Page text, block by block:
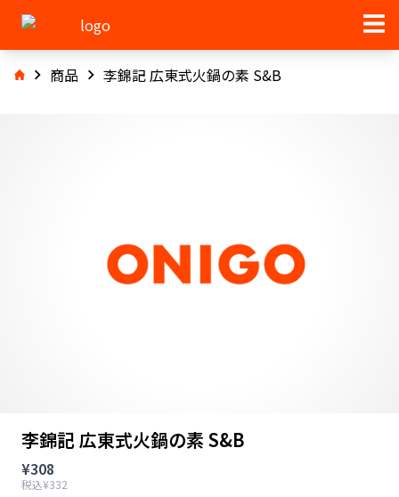
商品 李錦記 広東式火鍋の素 S&B
李錦記 広東式火鍋の素 S&B
¥308
税込¥332